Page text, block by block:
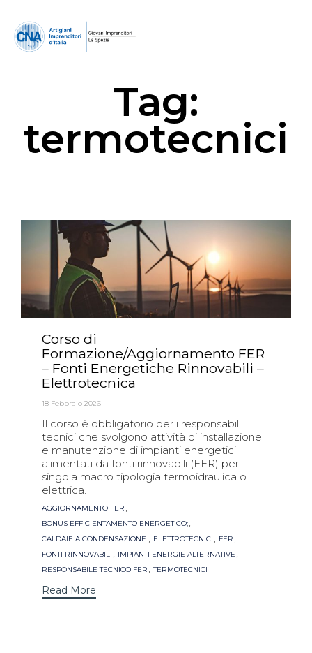
Tag:
termotecnici
Corso di
Formazione/Aggiornamento FER
– Fonti Energetiche Rinnovabili –
Elettrotecnica
18 Febbraio 2026
Il corso è obbligatorio per i responsabili
tecnici che svolgono attività di installazione
e manutenzione di impianti energetici
alimentati da fonti rinnovabili (FER) per
singola macro tipologia termoidraulica o
elettrica.
Tags
AGGIORNAMENTO FER ,
BONUS EFFICIENTAMENTO ENERGETICO;,
CALDAIE A CONDENSAZIONE:, ELETTROTECNICI , FER ,
FONTI RINNOVABILI , IMPIANTI ENERGIE ALTERNATIVE ,
RESPONSABILE TECNICO FER ,TERMOTECNICI
Read More